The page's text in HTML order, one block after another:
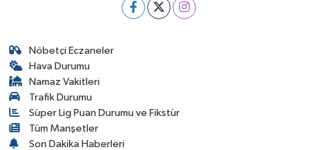
Nöbetçi Eczaneler
Hava Durumu
Namaz Vakitleri
Trafik Durumu
Süper Lig Puan Durumu ve Fikstür
Tüm Manşetler
Son Dakika Haberleri